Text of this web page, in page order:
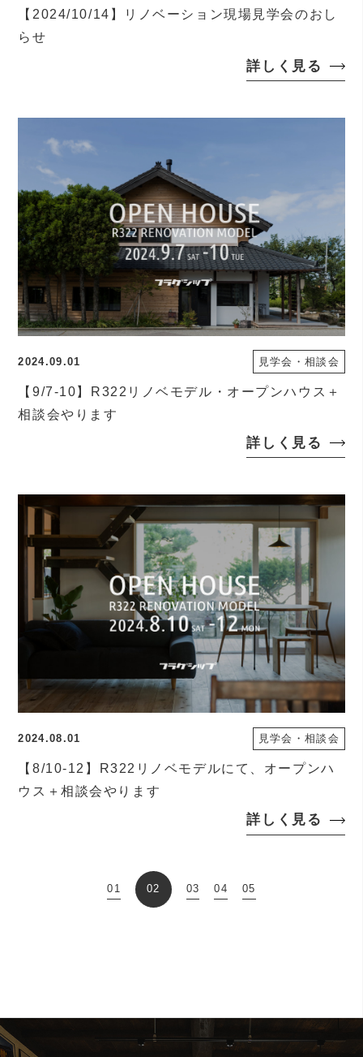
【2024/10/14】リノベーション現場見学会のおし
らせ
詳しく見る
2024.09.01 見学会・相談会
【9/7-10】R322リノベモデル・オープンハウス＋
相談会やります
詳しく見る
2024.08.01 見学会・相談会
【8/10-12】R322リノベモデルにて、オープンハ
ウス＋相談会やります
詳しく見る
01 02 03 04 05